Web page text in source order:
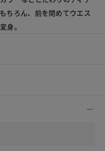
ちろん、前を閉めてウエス
身。